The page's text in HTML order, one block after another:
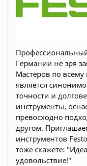
Германии не зря
Мастеров по
является
точности и
инструменты,
превосходно
другом.
инструментов
тоже скажете:
удовольствие!"